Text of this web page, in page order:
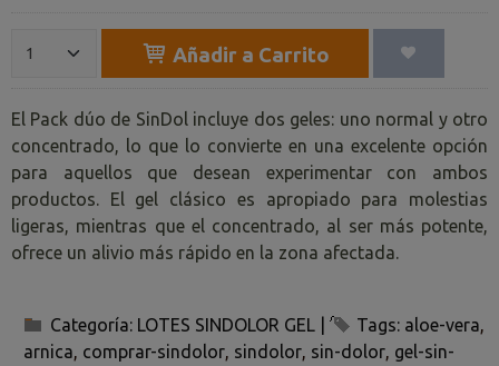
Añadir a Carrito
El Pack dúo de SinDol incluye dos geles: uno normal y otro
concentrado, lo que lo convierte en una excelente opción
para aquellos que desean experimentar con ambos
productos. El gel clásico es apropiado para molestias
ligeras, mientras que el concentrado, al ser más potente,
ofrece un alivio más rápido en la zona afectada.
Categoría: LOTES SINDOLOR GEL Tags: aloe-vera
arnica comprar-sindolor sindolor sin-dolor gel-sin-